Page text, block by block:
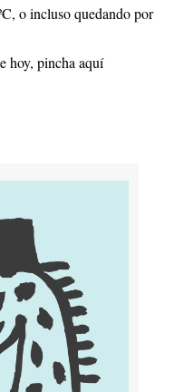
o incluso quedando por
hoy, pincha aquí